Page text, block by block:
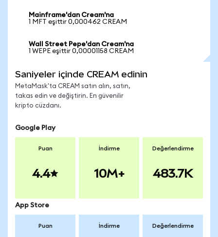
Mainframe'dan Cream'na
1 MFT eşittir 0,000462 CREAM
Wall Street Pepe'dan Cream'na
1 WEPE eşittir 0,00001158 CREAM
Saniyeler içinde CREAM edinin
MetaMask'ta CREAM satın alın, satın,
takas edin ve değiştirin. En güvenilir
kripto cüzdanı.
Google Play
Puan
4.4
İndirme
10M+
Değerlendirme
483.7K
App Store
Puan İndirme Değerlendirme